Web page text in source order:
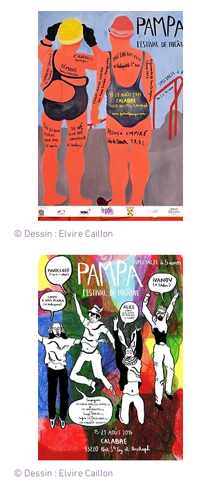
© Dessin : Elvire Caillon
© Dessin : Elvire Caillon